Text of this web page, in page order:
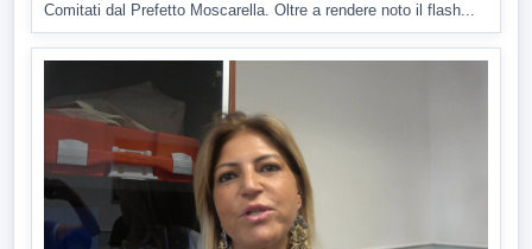
Comitati dal Prefetto Moscarella. Oltre a rendere noto il flash...